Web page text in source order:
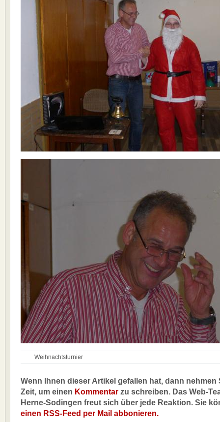
Weihnachtsturnier
Wenn Ihnen dieser Artikel gefallen hat, dann nehmen
Zeit, um einen Kommentar zu schreiben. Das Web-
Herne-Sodingen freut sich über jede Reaktion. Sie
einen RSS-Feed per Mail abbonieren.